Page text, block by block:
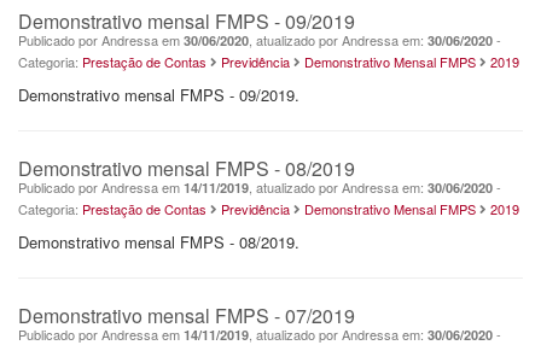
Demonstrativo mensal FMPS - 09/2019
Publicado por Andressa em 30/06/2020 , atualizado por Andressa em: 30/06/2020 -
Categoria: Prestação de Contas Previdência Demonstrativo Mensal FMPS 2019
Demonstrativo mensal FMPS - 09/2019.
Demonstrativo mensal FMPS - 08/2019
Publicado por Andressa em 14/11/2019 , atualizado por Andressa em: 30/06/2020 -
Categoria: Prestação de Contas Previdência Demonstrativo Mensal FMPS 2019
Demonstrativo mensal FMPS - 08/2019.
Demonstrativo mensal FMPS - 07/2019
Publicado por Andressa em 14/11/2019 , atualizado por Andressa em: 30/06/2020 -